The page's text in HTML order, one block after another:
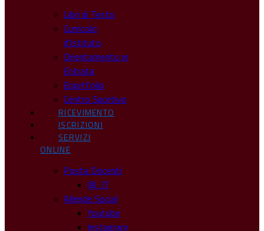
Libri di Testo
Curricolo
d’Istituto
Orientamento in
Entrata
Eportfolio
Centro Sportivo
RICEVIMENTO
ISCRIZIONI
SERVIZI
ONLINE
Posta Docenti
@ .IT
Allende Social
Youtube
Instagram